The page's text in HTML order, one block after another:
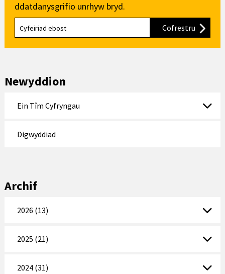
ddatdanysgrifio unrhyw bryd.
Cofrestru i'n
Newyddion
Ein Tîm Cyfryngau
Digwyddiad
Archif
2026 (13)
2025 (21)
2024 (31)